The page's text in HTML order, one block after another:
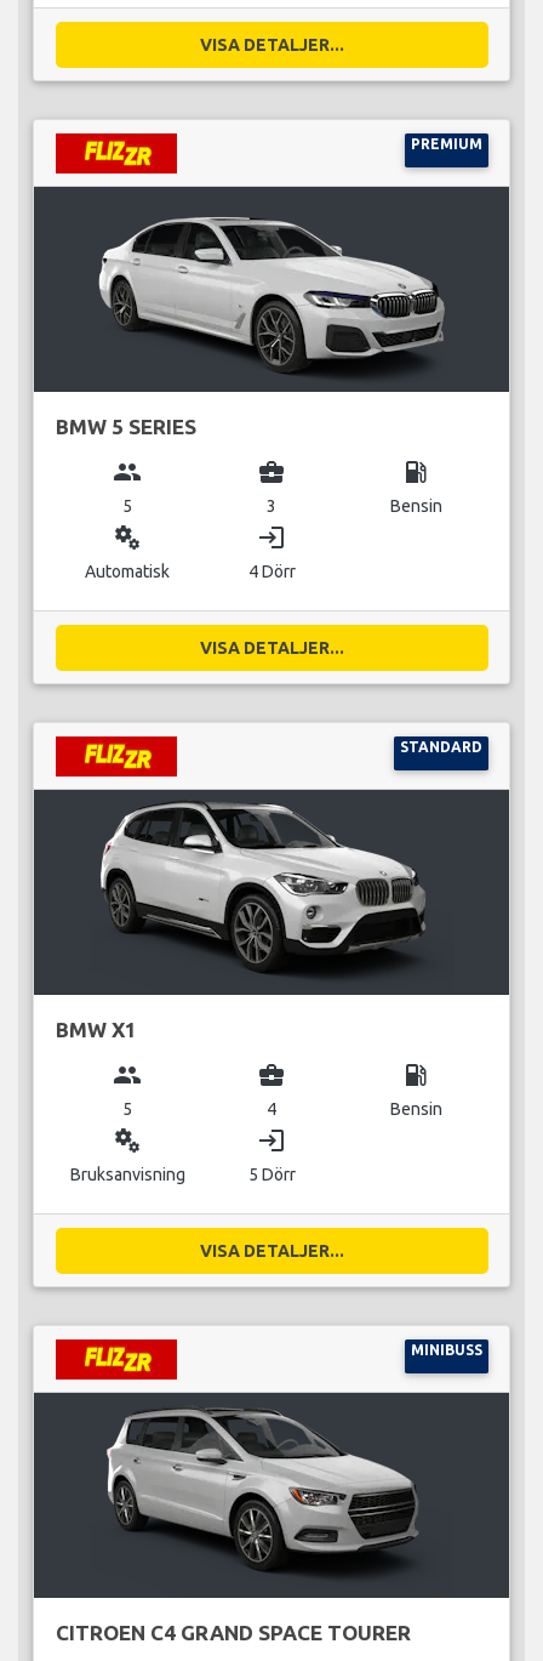
VISA DETALJER...
PREMIUM
BMW 5 SERIES
group
5
business_center
3
local_gas_station
Bensin
miscellaneous_services
Automatisk
login
4 Dörr
VISA DETALJER...
STANDARD
BMW X1
group
5
business_center
4
local_gas_station
Bensin
miscellaneous_services
Bruksanvisning
login
5 Dörr
VISA DETALJER...
MINIBUSS
CITROEN C4 GRAND SPACE TOURER